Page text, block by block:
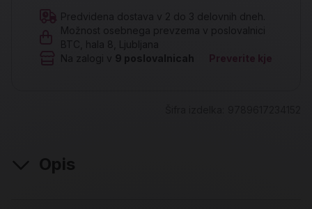
Predvidena dostava v 2 do 3 delovnih dneh.
Možnost osebnega prevzema v poslovalnici
BTC, hala 8, Ljubljana
Na zalogi v 9 poslovalnicah Preverite kje
Opis